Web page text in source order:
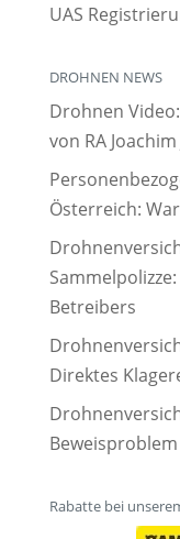
UAS
DROHNEN NEWS
Drohnen
von RA Joachim
Österreich:
Betreibers
Direktes
Rabatte bei